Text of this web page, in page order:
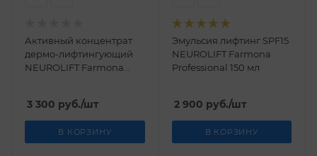
Активный концентрат
дермо-лифтингующий
NEUROLIFT Farmona
3 300 руб./шт
В КОРЗИНУ
Эмульсия лифтинг SPF15
NEUROLIFT Farmona
Professional 150 мл
2 900 руб./шт
В КОРЗИНУ